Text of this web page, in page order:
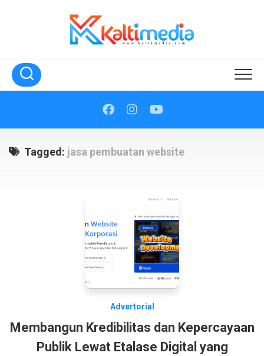
Tagged: jasa pembuatan website
Advertorial
Membangun Kredibilitas dan Kepercayaan
Publik Lewat Etalase Digital yang